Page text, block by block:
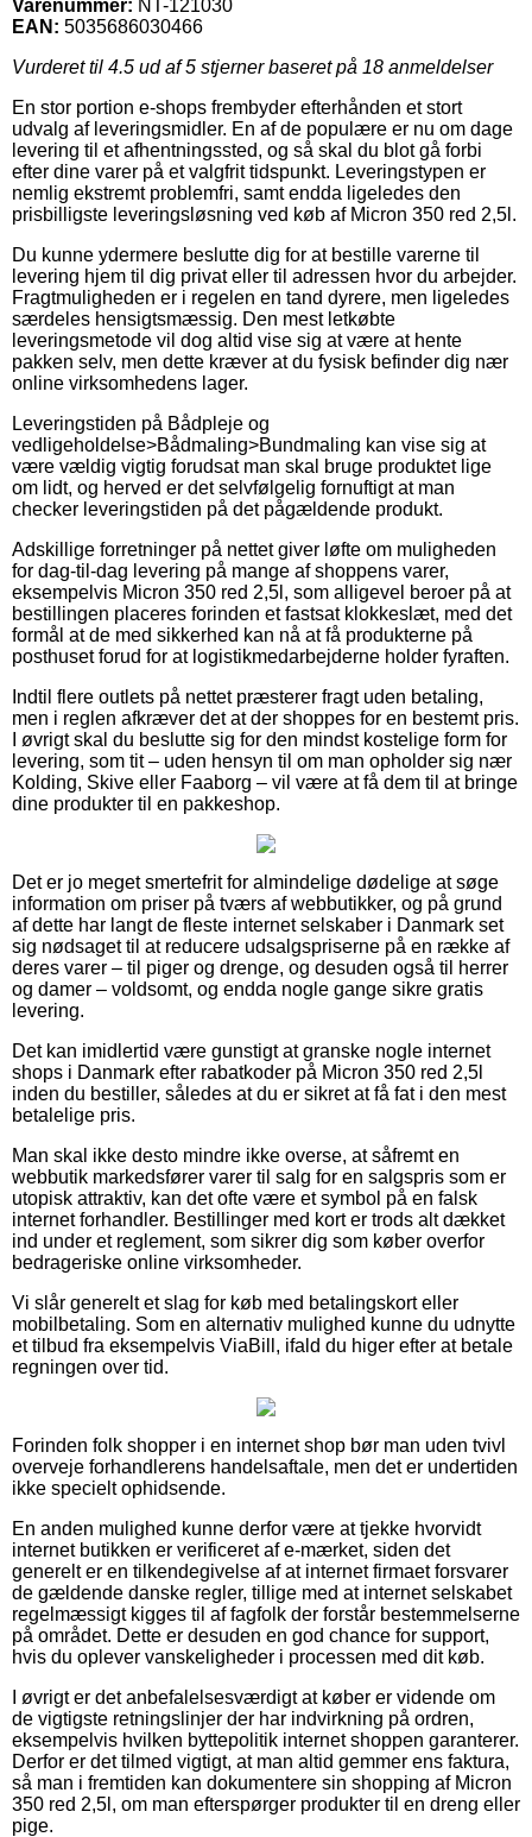
Varenummer: NT-121030
EAN: 5035686030466
Vurderet til 4.5 ud af 5 stjerner baseret på 18 anmeldelser
En stor portion e-shops frembyder efterhånden et stort
udvalg af leveringsmidler. En af de populære er nu om dage
levering til et afhentningssted, og så skal du blot gå forbi
efter dine varer på et valgfrit tidspunkt. Leveringstypen er
nemlig ekstremt problemfri, samt endda ligeledes den
prisbilligste leveringsløsning ved køb af Micron 350 red 2,5l.
Du kunne ydermere beslutte dig for at bestille varerne til
levering hjem til dig privat eller til adressen hvor du arbejder.
Fragtmuligheden er i regelen en tand dyrere, men ligeledes
særdeles hensigtsmæssig. Den mest letkøbte
leveringsmetode vil dog altid vise sig at være at hente
pakken selv, men dette kræver at du fysisk befinder dig nær
online virksomhedens lager.
Leveringstiden på Bådpleje og
vedligeholdelse>Bådmaling>Bundmaling kan vise sig at
være vældig vigtig forudsat man skal bruge produktet lige
om lidt, og herved er det selvfølgelig fornuftigt at man
checker leveringstiden på det pågældende produkt.
Adskillige forretninger på nettet giver løfte om muligheden
for dag-til-dag levering på mange af shoppens varer,
eksempelvis Micron 350 red 2,5l, som alligevel beroer på at
bestillingen placeres forinden et fastsat klokkeslæt, med det
formål at de med sikkerhed kan nå at få produkterne på
posthuset forud for at logistikmedarbejderne holder fyraften.
Indtil flere outlets på nettet præsterer fragt uden betaling,
men i reglen afkræver det at der shoppes for en bestemt pris.
I øvrigt skal du beslutte sig for den mindst kostelige form for
levering, som tit – uden hensyn til om man opholder sig nær
Kolding, Skive eller Faaborg – vil være at få dem til at bringe
dine produkter til en pakkeshop.
Det er jo meget smertefrit for almindelige dødelige at søge
information om priser på tværs af webbutikker, og på grund
af dette har langt de fleste internet selskaber i Danmark set
sig nødsaget til at reducere udsalgspriserne på en række af
deres varer – til piger og drenge, og desuden også til herrer
og damer – voldsomt, og endda nogle gange sikre gratis
levering.
Det kan imidlertid være gunstigt at granske nogle internet
shops i Danmark efter rabatkoder på Micron 350 red 2,5l
inden du bestiller, således at du er sikret at få fat i den mest
betalelige pris.
Man skal ikke desto mindre ikke overse, at såfremt en
webbutik markedsfører varer til salg for en salgspris som er
utopisk attraktiv, kan det ofte være et symbol på en falsk
internet forhandler. Bestillinger med kort er trods alt dækket
ind under et reglement, som sikrer dig som køber overfor
bedrageriske online virksomheder.
Vi slår generelt et slag for køb med betalingskort eller
mobilbetaling. Som en alternativ mulighed kunne du udnytte
et tilbud fra eksempelvis ViaBill, ifald du higer efter at betale
regningen over tid.
Forinden folk shopper i en internet shop bør man uden tvivl
overveje forhandlerens handelsaftale, men det er undertiden
ikke specielt ophidsende.
En anden mulighed kunne derfor være at tjekke hvorvidt
internet butikken er verificeret af e-mærket, siden det
generelt er en tilkendegivelse af at internet firmaet forsvarer
de gældende danske regler, tillige med at internet selskabet
regelmæssigt kigges til af fagfolk der forstår bestemmelserne
på området. Dette er desuden en god chance for support,
hvis du oplever vanskeligheder i processen med dit køb.
I øvrigt er det anbefalelsesværdigt at køber er vidende om
de vigtigste retningslinjer der har indvirkning på ordren,
eksempelvis hvilken byttepolitik internet shoppen garanterer.
Derfor er det tilmed vigtigt, at man altid gemmer ens faktura,
så man i fremtiden kan dokumentere sin shopping af Micron
350 red 2,5l, om man efterspørger produkter til en dreng eller
pige.